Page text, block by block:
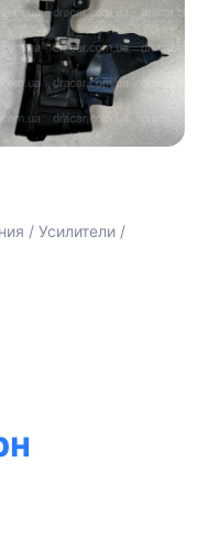
/ Усилители /